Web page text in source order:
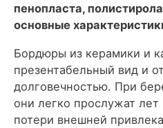
пенопласта,
основные
Бордюры из керамики и
презентабельный вид и
долговечностью. При
они легко прослужат
потери внешней